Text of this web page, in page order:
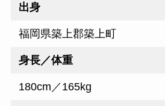
出身
福岡県築上郡築上町
身長／体重
180cm／165kg